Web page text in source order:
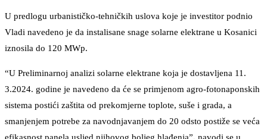
U predlogu urbanističko-tehničkih uslova koje je investitor podnio
Vladi navedeno je da instalisane snage solarne elektrane u Kosanici
iznosila do 120 MWp.
“U Preliminarnoj analizi solarne elektrane koja je dostavljena 11.
3.2024. godine je navedeno da će se primjenom agro-fotonaponskih
sistema postići zaštita od prekomjerne toplote, suše i grada, a
smanjenjem potrebe za navodnjavanjem do 20 odsto postiže se veća